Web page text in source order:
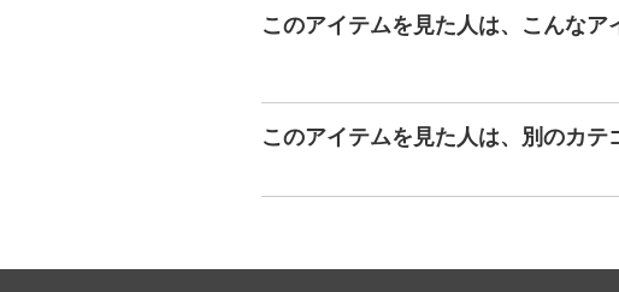
このアイテムを見た人は、こんなア
このアイテムを見た人は、別のカ